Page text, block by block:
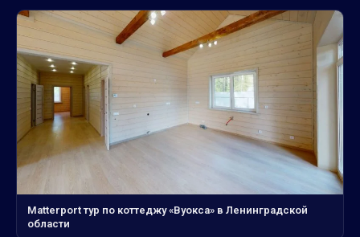
Matterport тур по коттеджу «Вуокса» в Ленинградской
области